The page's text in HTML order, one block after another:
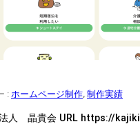
: ホームページ制作, 制作実績
法人 晶貴会 URL https://